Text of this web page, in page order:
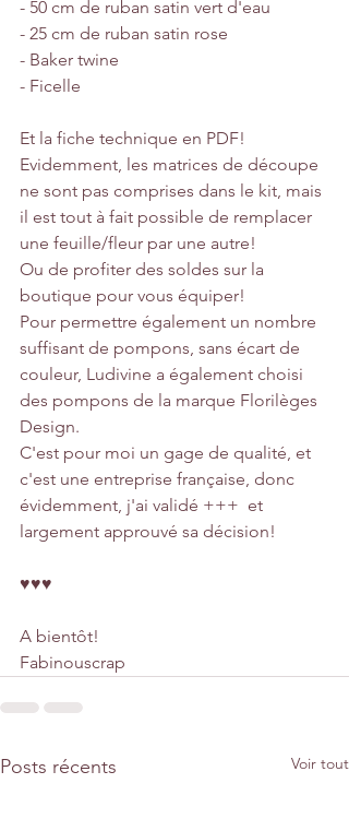
- 50 cm de ruban satin vert d'eau
- 25 cm de ruban satin rose
- Baker twine
- Ficelle
Et la fiche technique en PDF!
Evidemment, les matrices de découpe
ne sont pas comprises dans le kit, mais
il est tout à fait possible de remplacer
une feuille/fleur par une autre!
Ou de profiter des soldes sur la
boutique pour vous équiper!
Pour permettre également un nombre
suffisant de pompons, sans écart de
couleur, Ludivine a également choisi
des pompons de la marque Florilèges
Design.
C'est pour moi un gage de qualité, et
c'est une entreprise française, donc
évidemment, j'ai validé +++  et
largement approuvé sa décision!
♥♥♥
A bientôt!
Fabinouscrap
Posts récents Voir tout